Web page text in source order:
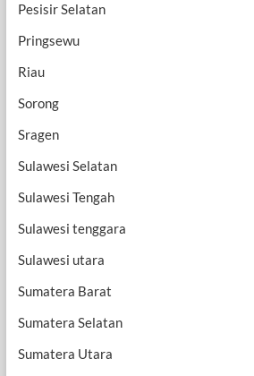
Pesisir Selatan
Pringsewu
Riau
Sorong
Sragen
Sulawesi Selatan
Sulawesi Tengah
Sulawesi tenggara
Sulawesi utara
Sumatera Barat
Sumatera Selatan
Sumatera Utara